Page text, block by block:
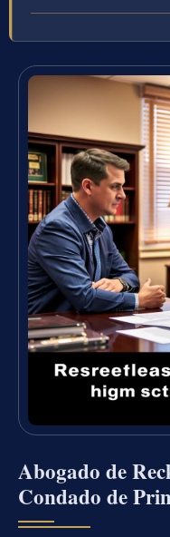
Abogado de
Condado de